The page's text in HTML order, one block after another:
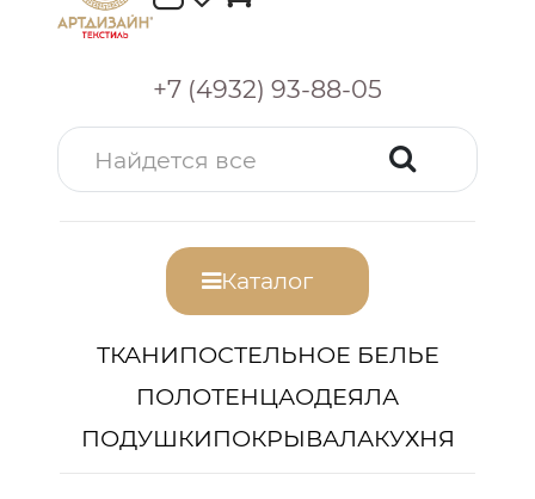
+7 (4932) 93-88-05
Каталог
ТКАНИПОСТЕЛЬНОЕ БЕЛЬЕ
ПОЛОТЕНЦАОДЕЯЛА
ПОДУШКИПОКРЫВАЛАКУХНЯ